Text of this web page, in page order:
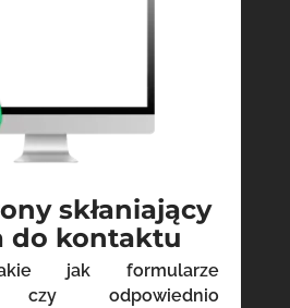
skłaniający
do kontaktu
jak formularze
czy odpowiednio